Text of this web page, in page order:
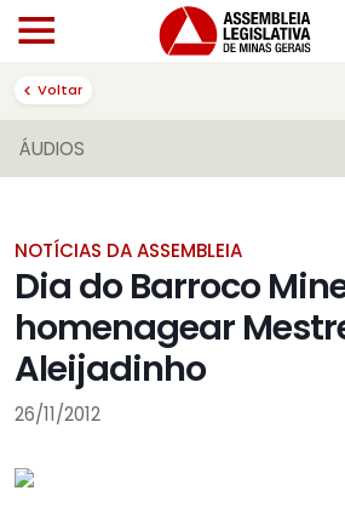
Voltar
ÁUDIOS
NOTÍCIAS DA ASSEMBLEIA
Dia do Barroco
homenagear
Aleijadinho
26/11/2012